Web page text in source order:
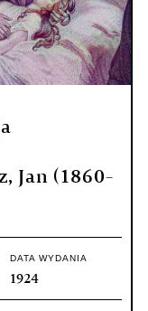
Jan (1860-
DATA WYDANIA
1924